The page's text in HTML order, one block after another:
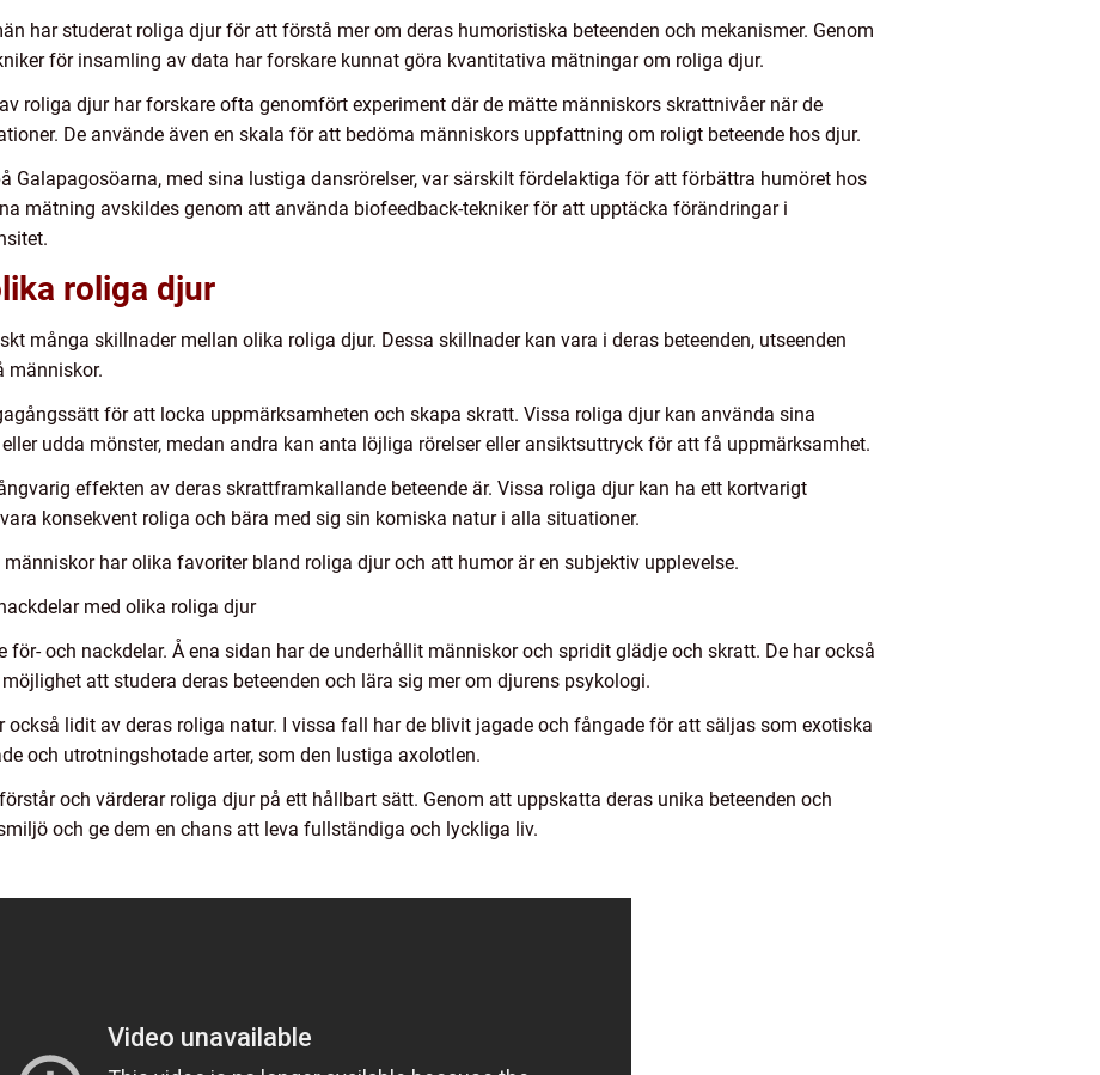
har studerat roliga djur för att förstå mer om deras humoristiska beteenden och mekanismer. Genom
för insamling av data har forskare kunnat göra kvantitativa mätningar om roliga djur.
roliga djur har forskare ofta genomfört experiment där de mätte människors skrattnivåer när de
De använde även en skala för att bedöma människors uppfattning om roligt beteende hos djur.
Galapagosöarna, med sina lustiga dansrörelser, var särskilt fördelaktiga för att förbättra humöret hos
mätning avskildes genom att använda biofeedback-tekniker för att upptäcka förändringar i
roliga djur
många skillnader mellan olika roliga djur. Dessa skillnader kan vara i deras beteenden, utseenden
människor.
för att locka uppmärksamheten och skapa skratt. Vissa roliga djur kan använda sina
udda mönster, medan andra kan anta löjliga rörelser eller ansiktsuttryck för att få uppmärksamhet.
effekten av deras skrattframkallande beteende är. Vissa roliga djur kan ha ett kortvarigt
konsekvent roliga och bära med sig sin komiska natur i alla situationer.
har olika favoriter bland roliga djur och att humor är en subjektiv upplevelse.
med olika roliga djur
och nackdelar. Å ena sidan har de underhållit människor och spridit glädje och skratt. De har också
att studera deras beteenden och lära sig mer om djurens psykologi.
också lidit av deras roliga natur. I vissa fall har de blivit jagade och fångade för att säljas som exotiska
och utrotningshotade arter, som den lustiga axolotlen.
och värderar roliga djur på ett hållbart sätt. Genom att uppskatta deras unika beteenden och
och ge dem en chans att leva fullständiga och lyckliga liv.